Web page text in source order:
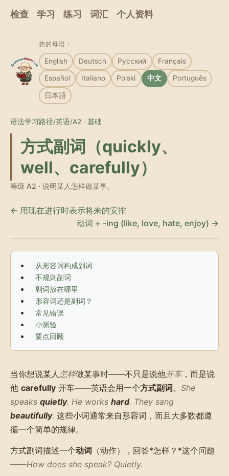
检查 学习 练习 词汇 个人资料
您的母语：
English Deutsch Русский Français
Español Italiano Polski 中文 Português
日本語
语法学习路径/英语/A2 · 基础
方式副词（quickly、
well、carefully）
等级 A2 · 说明某人怎样做某事。
← 用现在进行时表示将来的安排
动词 + -ing (like, love, hate, enjoy) →
从形容词构成副词
不规则副词
副词放在哪里
形容词还是副词？
常见错误
小测验
要点回顾
当你想说某人 怎样做某事时——不只是说他开车，而是说
他 carefully 开车——英语会用一个方式副词。 She
speaks quietly. He works hard. They sang
beautifully. 这些小词通常来自形容词，而且大多数都遵
循一个简单的规律。
方式副词描述一个动词 （动作），回答*怎样？*这个问题
——How does she speak? Quietly.